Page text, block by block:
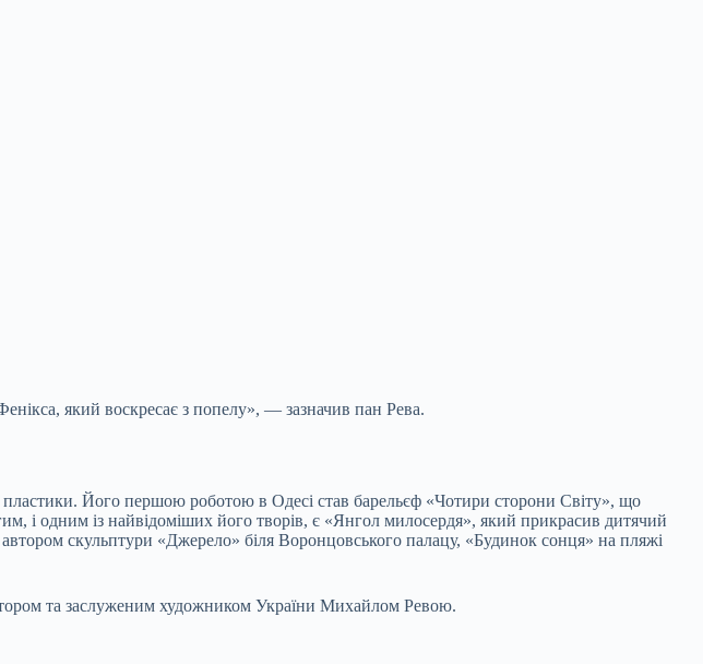
який воскресає з попелу», — зазначив пан Рева.
Його першою роботою в Одесі став барельєф «Чотири сторони Світу», що
і одним із найвідоміших його творів, є «Янгол милосердя», який прикрасив дитячий
скульптури «Джерело» біля Воронцовського палацу, «Будинок сонця» на пляжі
та заслуженим художником України Михайлом Ревою.